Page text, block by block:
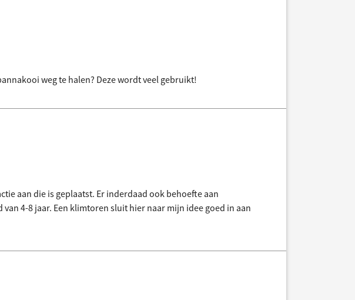
weg te halen? Deze wordt veel gebruikt!
aan die is geplaatst. Er inderdaad ook behoefte aan
4-8 jaar. Een klimtoren sluit hier naar mijn idee goed in aan